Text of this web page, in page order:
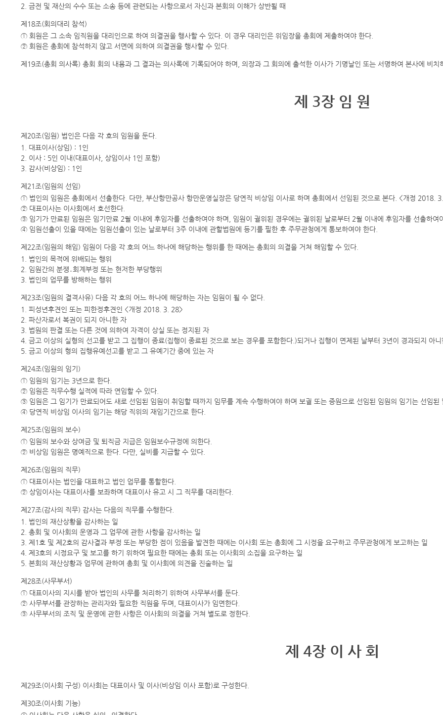
2. 금전 및 재산의 수수 또는 소송 등에 관련되는 사항으로서 자신과 본회의 이해가 상반될 때
제18조(회의대리 참석)
① 회원은 그 소속 임직원을 대리인으로 하여 의결권을 행사할 수 있다. 이 경우 대리인은 위임장을 총회에 제출하여야 한다.
② 회원은 총회에 참석하지 않고 서면에 의하여 의결권을 행사할 수 있다.
제19조(총회 의사록) 총회 회의 내용과 그 결과는 의사록에 기록되어야 하며, 의장과 그 회의에 출석한 이사가 기명날인 또는 서명하여 본사에 비치
제 3장 임 원
제20조(임원) 법인은 다음 각 호의 임원을 둔다.
1. 대표이사(상임) : 1인
2. 이사 : 5인 이내(대표이사, 상임이사 1인 포함)
3. 감사(비상임) : 1인
제21조(임원의 선임)
① 법인의 임원은 총회에서 선출한다. 다만, 부산항만공사 항만운영실장은 당연직 비상임 이사로 하며 총회에서 선임된 것으로 본다. <개정 2018.
② 대표이사는 이사회에서 호선한다.
③ 임기가 만료된 임원은 임기만료 2월 이내에 후임자를 선출하여야 하며, 임원이 궐위된 경우에는 궐위된 날로부터 2월 이내에 후임자를 선출하여
④ 임원선출이 있을 때에는 임원선출이 있는 날로부터 3주 이내에 관할법원에 등기를 필한 후 주무관청에게 통보하여야 한다.
제22조(임원의 해임) 임원이 다음 각 호의 어느 하나에 해당하는 행위를 한 때에는 총회의 의결을 거쳐 해임할 수 있다.
1. 법인의 목적에 위배되는 행위
2. 임원간의 분쟁․회계부정 또는 현저한 부당행위
3. 법인의 업무를 방해하는 행위
제23조(임원의 결격사유) 다음 각 호의 어느 하나에 해당하는 자는 임원이 될 수 없다.
1. 피성년후견인 또는 피한정후견인 <개정 2018. 3. 28>
2. 파산자로서 복권이 되지 아니한 자
3. 법원의 판결 또는 다른 것에 의하여 자격이 상실 또는 정지된 자
4. 금고 이상의 실형의 선고를 받고 그 집행이 종료(집행이 종료된 것으로 보는 경우를 포함한다.)되거나 집행이 면제된 날부터 3년이 경과되지 아니
5. 금고 이상의 형의 집행유예선고를 받고 그 유예기간 중에 있는 자
제24조(임원의 임기)
① 임원의 임기는 3년으로 한다.
② 임원은 직무수행 실적에 따라 연임할 수 있다.
③ 임원은 그 임기가 만료되어도 새로 선임된 임원이 취임할 때까지 임무를 계속 수행하여야 하며 보궐 또는 증원으로 선임된 임원의 임기는 선임된
④ 당연직 비상임 이사의 임기는 해당 직위의 재임기간으로 한다.
제25조(임원의 보수)
① 임원의 보수와 상여금 및 퇴직금 지급은 임원보수규정에 의한다.
② 비상임 임원은 명예직으로 한다. 다만, 실비를 지급할 수 있다.
제26조(임원의 직무)
ⓛ 대표이사는 법인을 대표하고 법인 업무를 통할한다.
② 상임이사는 대표이사를 보좌하며 대표이사 유고 시 그 직무를 대리한다.
제27조(감사의 직무) 감사는 다음의 직무를 수행한다.
1. 법인의 재산상황을 감사하는 일
2. 총회 및 이사회의 운영과 그 업무에 관한 사항을 감사하는 일
3. 제1호 및 제2호의 감사결과 부정 또는 부당한 점이 있음을 발견한 때에는 이사회 또는 총회에 그 시정을 요구하고 주무관청에게 보고하는 일
4. 제3호의 시정요구 및 보고를 하기 위하여 필요한 때에는 총회 또는 이사회의 소집을 요구하는 일
5. 본회의 재산상황과 업무에 관하여 총회 및 이사회에 의견을 진술하는 일
제28조(사무부서)
① 대표이사의 지시를 받아 법인의 사무를 처리하기 위하여 사무부서를 둔다.
② 사무부서를 관장하는 관리자와 필요한 직원을 두며, 대표이사가 임면한다.
③ 사무부서의 조직 및 운영에 관한 사항은 이사회의 의결을 거쳐 별도로 정한다.
제 4장 이 사 회
제29조(이사회 구성) 이사회는 대표이사 및 이사(비상임 이사 포함)로 구성한다.
제30조(이사회 기능)